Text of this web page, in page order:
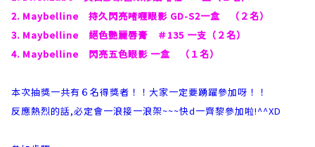
2. Maybelline 持久閃亮啫喱眼影 GD-S2一盒 （２名）
3. Maybelline 絕色艷麗唇膏 ＃135 一支（２名）
4. Maybelline 閃亮五色眼影 一盒 （１名）
本次抽獎一共有６名得獎者！！大家一定要踴躍參加呀！！
反應熱烈的話,必定會一浪接一浪架~~~快d一齊黎參加啦!^^XD